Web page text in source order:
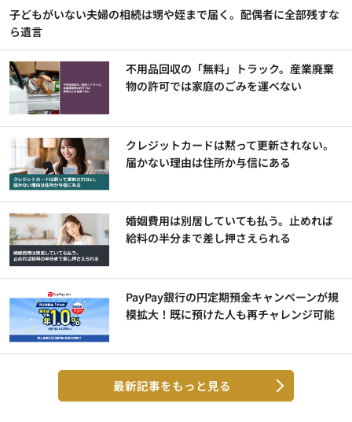
子どもがいない夫婦の相続は甥や姪まで届く。配偶者に全部残すな
ら遺言
不用品回収の「無料」トラック。産業廃棄
物の許可では家庭のごみを運べない
クレジットカードは黙って更新されない。
届かない理由は住所か与信にある
婚姻費用は別居していても払う。止めれば
給料の半分まで差し押さえられる
PayPay銀行の円定期預金キャンペーンが規
模拡大！既に預けた人も再チャレンジ可能
最新記事をもっと見る